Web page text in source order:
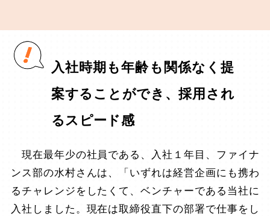
入社時期も年齢も関係なく提
案することができ、採用され
るスピード感
現在最年少の社員である、入社１年目、ファイナ
ンス部の水村さんは、「いずれは経営企画にも携わ
るチャレンジをしたくて、ベンチャーである当社に
入社しました。現在は取締役直下の部署で仕事をし